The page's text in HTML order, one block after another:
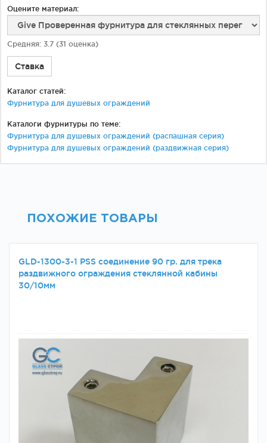
Оцените материал:
Средняя: 3.7 (31 оценка)
Ставка
Каталог статей:
Фурнитура для душевых ограждений
Каталоги фурнитуры по теме:
Фурнитура для душевых ограждений (распашная серия)
Фурнитура для душевых ограждений (раздвижная серия)
ПОХОЖИЕ ТОВАРЫ
GLD-1300-3-1 PSS соединение 90 гр. для трека
раздвижного ограждения стеклянной кабины
30/10мм